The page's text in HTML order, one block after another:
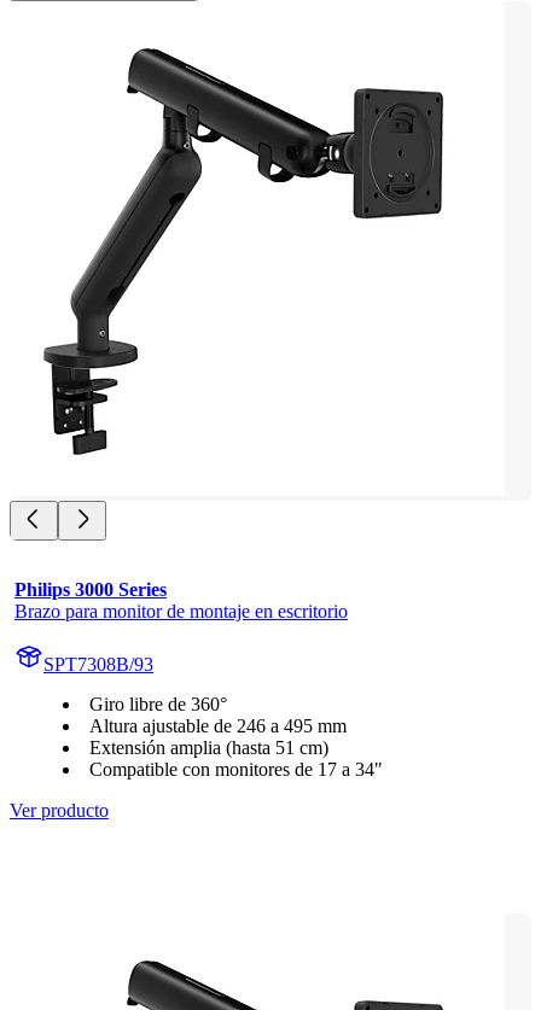
Philips 3000 Series
Brazo para monitor de montaje en escritorio
SPT7308B/93
Giro libre de 360°
Altura ajustable de 246 a 495 mm
Extensión amplia (hasta 51 cm)
Compatible con monitores de 17 a 34"
Ver producto